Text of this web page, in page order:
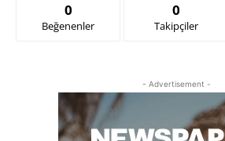
0
Beğenenler
0
Takipçiler
- Advertisement -